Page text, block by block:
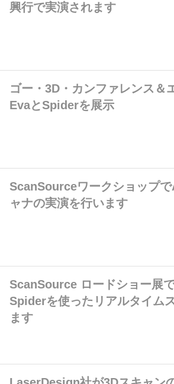
興行で実演されます
ゴー・3D・カンファレンス＆
EvaとSpiderを展示
ScanSourceワークショップ
ャナの実演を行います
ScanSource ロードショー展
Spiderを使ったリアルタイム
ます